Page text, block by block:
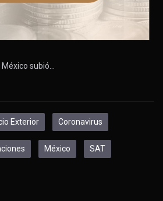
subió…
Exterior Coronavirus
México SAT